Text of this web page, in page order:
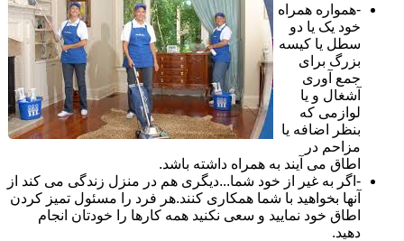
-همواره همراه
خود یک یا دو
سطل یا کیسه
بزرگ برای
جمع آوری
آشغال و یا
لوازمی که
بنظر اضافه یا
مزاحم در
اطاق می آیند به همراه داشته باشد.
-اگر به غیر از خود شما...دیگری هم در منزل زندگی می کند از
آنها بخواهید با شما همکاری کنند.هر فرد را مسئول تمیز کردن
اطاق خود نمایید و سعی نکنید همه کارها را خودتان انجام
دهید.